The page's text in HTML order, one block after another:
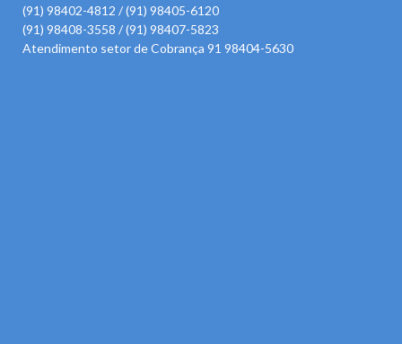
(91) 98402-4812 / (91) 98405-6120
(91) 98408-3558 / (91) 98407-5823
Atendimento setor de Cobrança 91 98404-5630